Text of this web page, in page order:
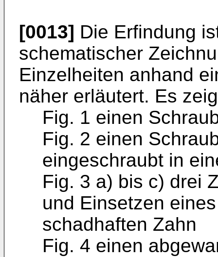
[0013] Die Erfindung
schematischer
Einzelheiten anhand
näher erläutert. Es
Fig. 1 einen
Fig. 2 einen
eingeschraubt in
Fig. 3 a) bis c) drei
und Einsetzen
schadhaften Zahn
Fig. 4 einen